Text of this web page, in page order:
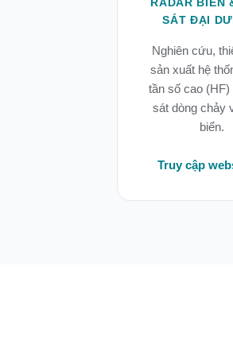
SÁT ĐẠI
Nghiên cứu,
sản xuất hệ
tần số cao (HF)
sát dòng chảy
biển.
Truy cập